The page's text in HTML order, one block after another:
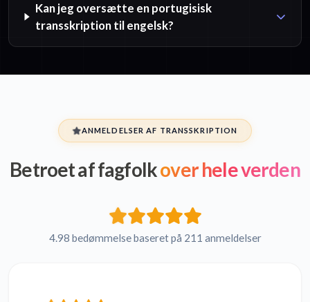
Kan jeg oversætte en portugisisk
transskription til engelsk?
ANMELDELSER AF TRANSSKRIPTION
Betroet af fagfolkover hele verden
4.98 bedømmelse baseret på 211 anmeldelser